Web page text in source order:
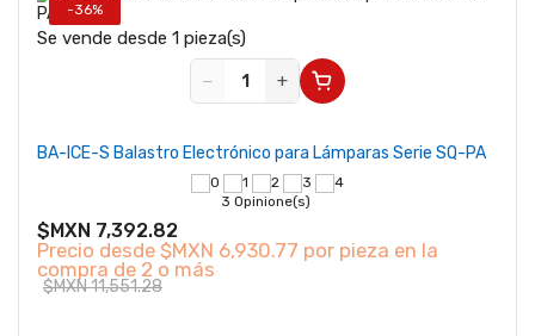
-36%
Se vende desde 1 pieza(s)
−
+
BA-ICE-S Balastro Electrónico para Lámparas Serie SQ-PA
3 Opinione(s)
$MXN 7,392.82
Precio desde $MXN 6,930.77 por pieza en la
compra de 2 o más
$MXN 11,551.28